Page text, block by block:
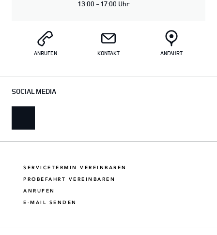
13:00 - 17:00 Uhr
ANRUFEN KONTAKT ANFAHRT
SERVICETERMIN VEREINBAREN
PROBEFAHRT VEREINBAREN
ANRUFEN
E-MAIL SENDEN
SOCIAL MEDIA